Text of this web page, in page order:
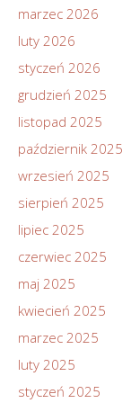
marzec 2026
luty 2026
styczeń 2026
grudzień 2025
listopad 2025
październik 2025
wrzesień 2025
sierpień 2025
lipiec 2025
czerwiec 2025
maj 2025
kwiecień 2025
marzec 2025
luty 2025
styczeń 2025